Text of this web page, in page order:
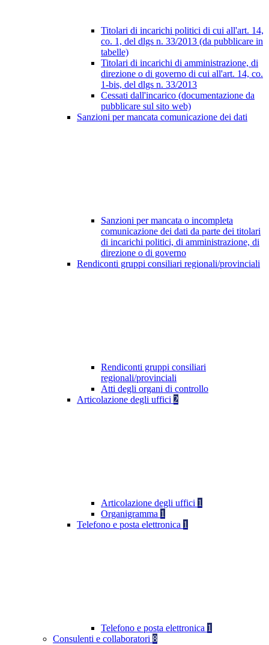
Titolari di incarichi politici di cui all'art. 14,
co. 1, del dlgs n. 33/2013 (da pubblicare in
tabelle)
Titolari di incarichi di amministrazione, di
direzione o di governo di cui all'art. 14, co.
1-bis, del dlgs n. 33/2013
Cessati dall'incarico (documentazione da
pubblicare sul sito web)
Sanzioni per mancata comunicazione dei dati
Sanzioni per mancata o incompleta
comunicazione dei dati da parte dei titolari
di incarichi politici, di amministrazione, di
direzione o di governo
Rendiconti gruppi consiliari regionali/provinciali
Rendiconti gruppi consiliari
regionali/provinciali
Atti degli organi di controllo
Articolazione degli uffici 2
Articolazione degli uffici 1
Organigramma 1
Telefono e posta elettronica 1
Telefono e posta elettronica 1
Consulenti e collaboratori 8